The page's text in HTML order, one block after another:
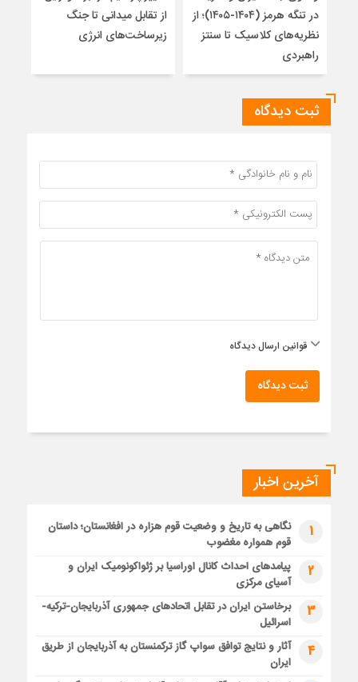
در تنگه هرمز (۱۴۰۴-۱۴۰۵)؛ از
نظریه‌های کلاسیک تا سنتز
راهبردی
از تقابل میدانی تا جنگ
زیرساخت‌های انرژی
ثبت دیدگاه
قوانین ارسال دیدگاه
ثبت دیدگاه
آخرین اخبار
1
نگاهی به تاریخ و وضعیت قوم هزاره در افغانستان؛ داستان
قوم همواره مغضوب
2
پیامدهای احداث کانال اوراسیا بر ژئواکونومیک ایران و
آسیای مرکزی
3
برخاستن ایران در تقابل اتحادهای جمهوری آذربایجان-ترکیه-
اسرائیل
4
آثار و نتایج توافق سواپ گاز ترکمنستان به آذربایجان از طریق
ایران